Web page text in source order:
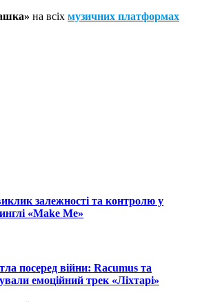
на всіх музичних платформах
залежності та контролю у
«Make Me»
посеред війни: Racumus та
емоційний трек «Ліхтарі»